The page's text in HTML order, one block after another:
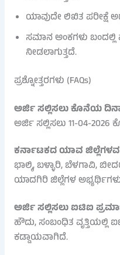
ಯಾವುದೇ ಲಿಖಿತ ಪರೀಕ್ಷೆ
ಸಮಾನ ಅಂಕಗಳು
ನೀಡಲಾಗುತ್ತದೆ.
ಪ್ರಶ್ನೋತ್ತರಗಳು (FAQs)
ಅರ್ಜಿ ಸಲ್ಲಿಸಲು ಕೊನೆಯ
ಅರ್ಜಿ ಸಲ್ಲಿಸಲು 11-04-
ಕರ್ನಾಟಕದ ಯಾವ
ಭಾಲ್ಕಿ, ಬಳ್ಳಾರಿ, ಬೆಳಗಾವಿ,
ಯಾದಗಿರಿ ಜಿಲ್ಲೆಗಳ
ಅರ್ಜಿ ಸಲ್ಲಿಸಲು ಐಟಿಐ
ಹೌದು, ಸಂಬಂಧಿತ ವೃತ್ತಿಯಲ್ಲಿ
ಕಡ್ಡಾಯವಾಗಿದೆ.